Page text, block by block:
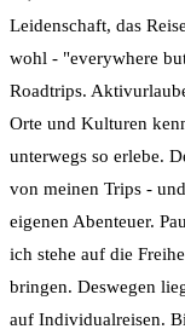
Leidenschaft, das
wohl - "everywhere
Roadtrips.
Orte und Kulturen
unterwegs so erlebe.
von meinen Trips -
eigenen Abenteuer.
ich stehe auf die
bringen. Deswegen
auf Individualreisen.